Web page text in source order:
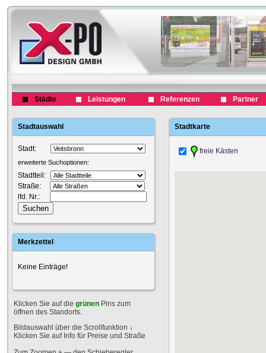
Städte Leistungen Referenzen Partner
Stadtauswahl
Stadt:
erweiterte Suchoptionen:
Stadtteil:
Straße:
lfd. Nr.:
Merkzettel
Keine Einträge!
Klicken Sie auf die grünen Pins zum
öffnen des Standorts.
Bildauswahl über die Scrollfunktion ↓
Klicken Sie auf Info für Preise und Straße
Stadtkarte
freie Kästen